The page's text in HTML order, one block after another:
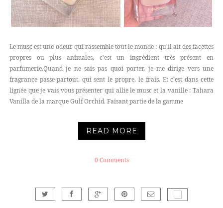
Le musc est une odeur qui rassemble tout le monde : qu'il ait des facettes
propres ou plus animales, c'est un ingrédient très présent en
parfumerie.Quand je ne sais pas quoi porter, je me dirige vers une
fragrance passe-partout, qui sent le propre, le frais. Et c'est dans cette
lignée que je vais vous présenter qui allie le musc et la vanille : Tahara
Vanilla de la marque Gulf Orchid. Faisant partie de la gamme
READ MORE
0 Comments